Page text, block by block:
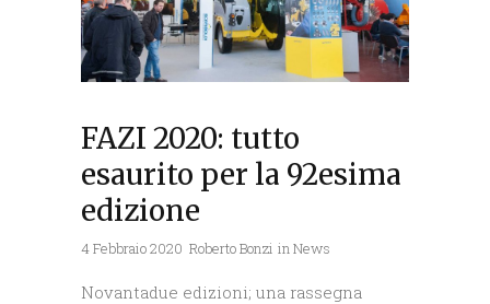
FAZI 2020: tutto
esaurito per la 92esima
edizione
4 Febbraio 2020 Roberto Bonzi inNews
Novantadue edizioni; una rassegna